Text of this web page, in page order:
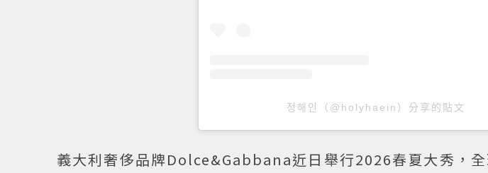
정해인（@holyhaein）分享的貼文
義大利奢侈品牌Dolce&Gabbana近日舉行2026春夏大秀，